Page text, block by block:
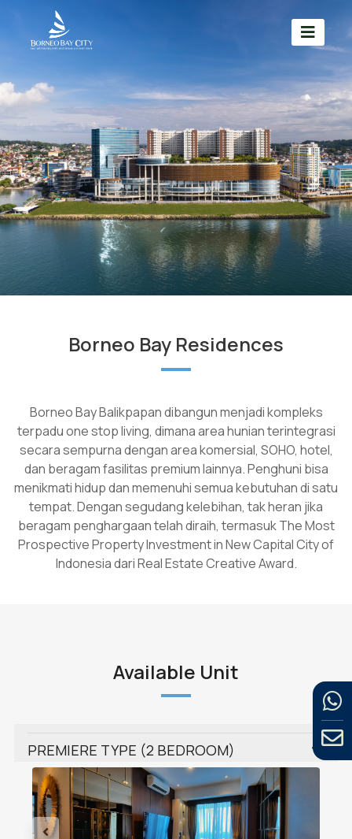
Borneo Bay Residences
Borneo Bay Balikpapan dibangun menjadi kompleks
terpadu one stop living, dimana area hunian terintegrasi
secara sempurna dengan area komersial, SOHO, hotel,
dan beragam fasilitas premium lainnya. Penghuni bisa
menikmati hidup dan memenuhi semua kebutuhan di satu
tempat. Dengan segudang kelebihan, tak heran jika
beragam penghargaan telah diraih, termasuk The Most
Prospective Property Investment in New Capital City of
Indonesia dari Real Estate Creative Award.
Available Unit
PREMIERE TYPE (2 BEDROOM)